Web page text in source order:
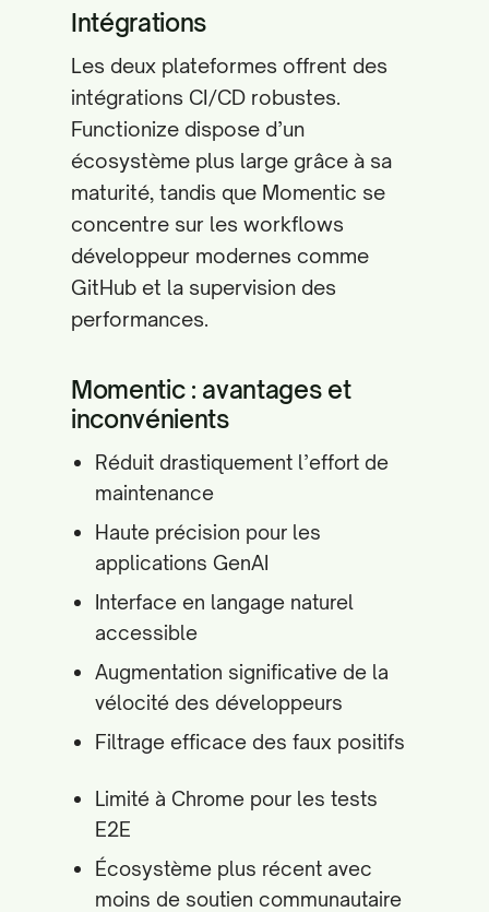
Intégrations
Les deux plateformes offrent des
intégrations CI/CD robustes.
Functionize dispose d’un
écosystème plus large grâce à sa
maturité, tandis que Momentic se
concentre sur les workflows
développeur modernes comme
GitHub et la supervision des
performances.
Momentic : avantages et
inconvénients
Réduit drastiquement l’effort de
maintenance
Haute précision pour les
applications GenAI
Interface en langage naturel
accessible
Augmentation significative de la
vélocité des développeurs
Filtrage efficace des faux positifs
Limité à Chrome pour les tests
E2E
Écosystème plus récent avec
moins de soutien communautaire